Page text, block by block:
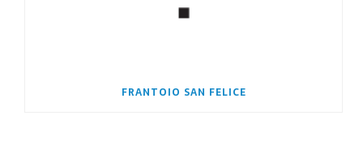
FRANTOIO SAN FELICE